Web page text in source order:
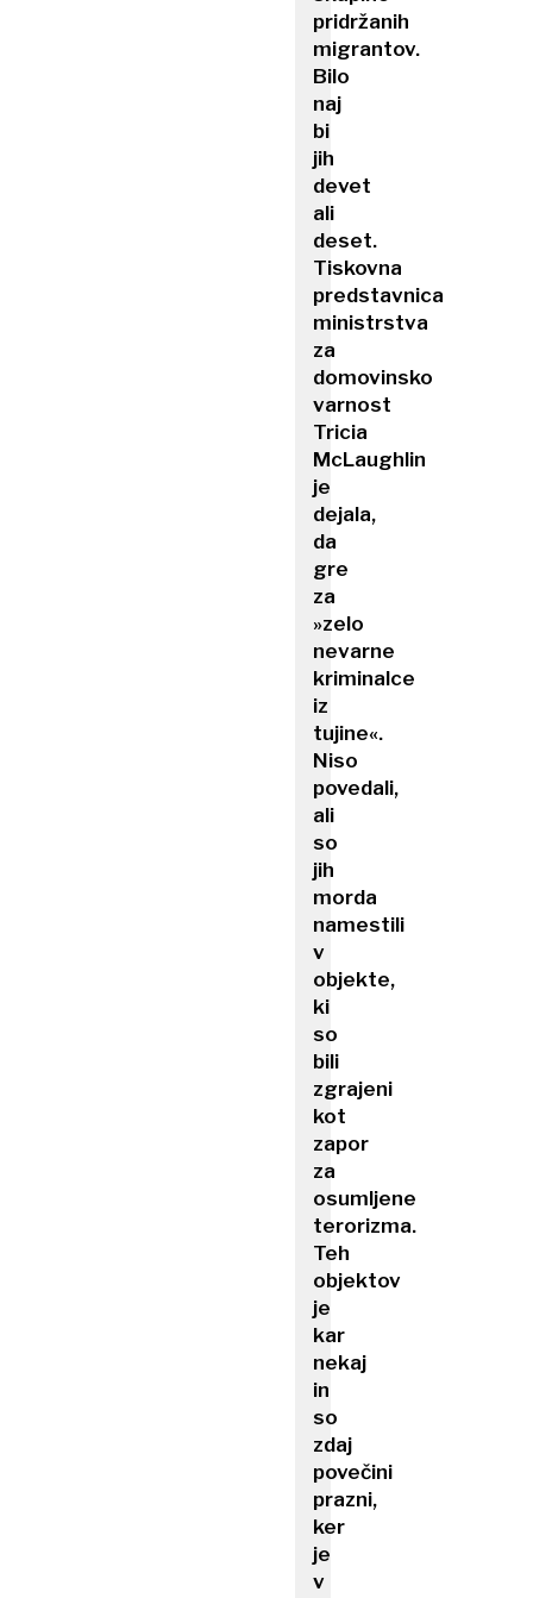
pridržanih
migrantov.
Bilo
naj
bi
jih
devet
ali
deset.
Tiskovna
predstavnica
ministrstva
za
domovinsko
varnost
Tricia
McLaughlin
je
dejala,
da
gre
za
»zelo
nevarne
kriminalce
iz
tujine«.
Niso
povedali,
ali
so
jih
morda
namestili
v
objekte,
ki
so
bili
zgrajeni
kot
zapor
za
osumljene
terorizma.
Teh
objektov
je
kar
nekaj
in
so
zdaj
povečini
prazni,
ker
je
v